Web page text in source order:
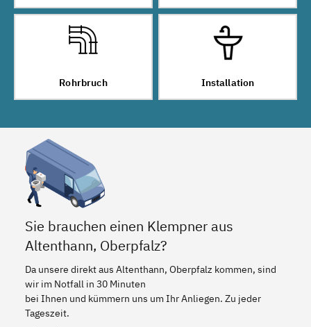
Rohrbruch Installation
Sie brauchen einen Klempner aus
Altenthann, Oberpfalz?
Da unsere direkt aus Altenthann, Oberpfalz kommen, sind
wir im Notfall in 30 Minuten
bei Ihnen und kümmern uns um Ihr Anliegen. Zu jeder
Tageszeit.